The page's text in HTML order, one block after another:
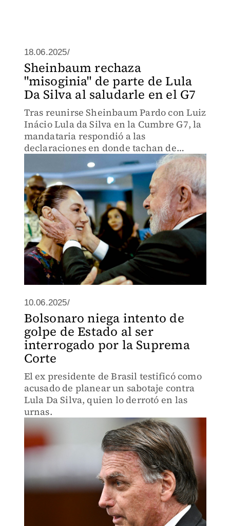
18.06.2025/
Sheinbaum rechaza
"misoginia" de parte de Lula
Da Silva al saludarle en el G7
Tras reunirse Sheinbaum Pardo con Luiz
Inácio Lula da Silva en la Cumbre G7, la
mandataria respondió a las
declaraciones en donde tachan de
"misógino" al presidente de Brasil por
como la tomo del rostro al saludarla,
aclarando que es una expresión de
10.06.2025/
Bolsonaro niega intento de
golpe de Estado al ser
interrogado por la Suprema
Corte
El ex presidente de Brasil testificó como
acusado de planear un sabotaje contra
Lula Da Silva, quien lo derrotó en las
urnas.